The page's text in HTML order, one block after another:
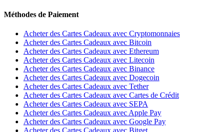
Méthodes de Paiement
Acheter des Cartes Cadeaux avec Cryptomonnaies
Acheter des Cartes Cadeaux avec Bitcoin
Acheter des Cartes Cadeaux avec Ethereum
Acheter des Cartes Cadeaux avec Litecoin
Acheter des Cartes Cadeaux avec Binance
Acheter des Cartes Cadeaux avec Dogecoin
Acheter des Cartes Cadeaux avec Tether
Acheter des Cartes Cadeaux avec Cartes de Crédit
Acheter des Cartes Cadeaux avec SEPA
Acheter des Cartes Cadeaux avec Apple Pay
Acheter des Cartes Cadeaux avec Google Pay